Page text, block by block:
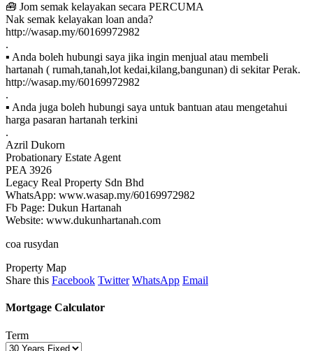
🧰 Jom semak kelayakan secara PERCUMA
Nak semak kelayakan loan anda?
http://wasap.my/60169972982
.
▪ Anda boleh hubungi saya jika ingin menjual atau membeli
hartanah ( rumah,tanah,lot kedai,kilang,bangunan) di sekitar Perak.
http://wasap.my/60169972982
.
▪ Anda juga boleh hubungi saya untuk bantuan atau mengetahui
harga pasaran hartanah terkini
.
Azril Dukorn
Probationary Estate Agent
PEA 3926
Legacy Real Property Sdn Bhd
WhatsApp: www.wasap.my/60169972982
Fb Page: Dukun Hartanah
Website: www.dukunhartanah.com
coa rusydan
Property Map
Share this Facebook Twitter WhatsApp Email
Mortgage Calculator
Term